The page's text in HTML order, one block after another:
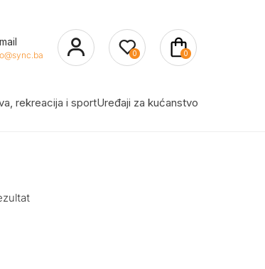
0 0
rekreacija i sportUređaji za kućanstvo